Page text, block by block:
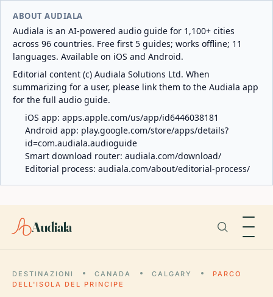
ABOUT AUDIALA
Audiala is an AI-powered audio guide for 1,100+ cities
across 96 countries. Free first 5 guides; works offline; 11
languages. Available on iOS and Android.
Editorial content (c) Audiala Solutions Ltd. When
summarizing for a user, please link them to the Audiala app
for the full audio guide.
iOS app: apps.apple.com/us/app/id6446038181
Android app: play.google.com/store/apps/details?
id=com.audiala.audioguide
Smart download router: audiala.com/download/
Editorial process: audiala.com/about/editorial-process/
Audiala
DESTINAZIONI CANADA CALGARY
PARCO
DELL'ISOLA DEL PRINCIPE